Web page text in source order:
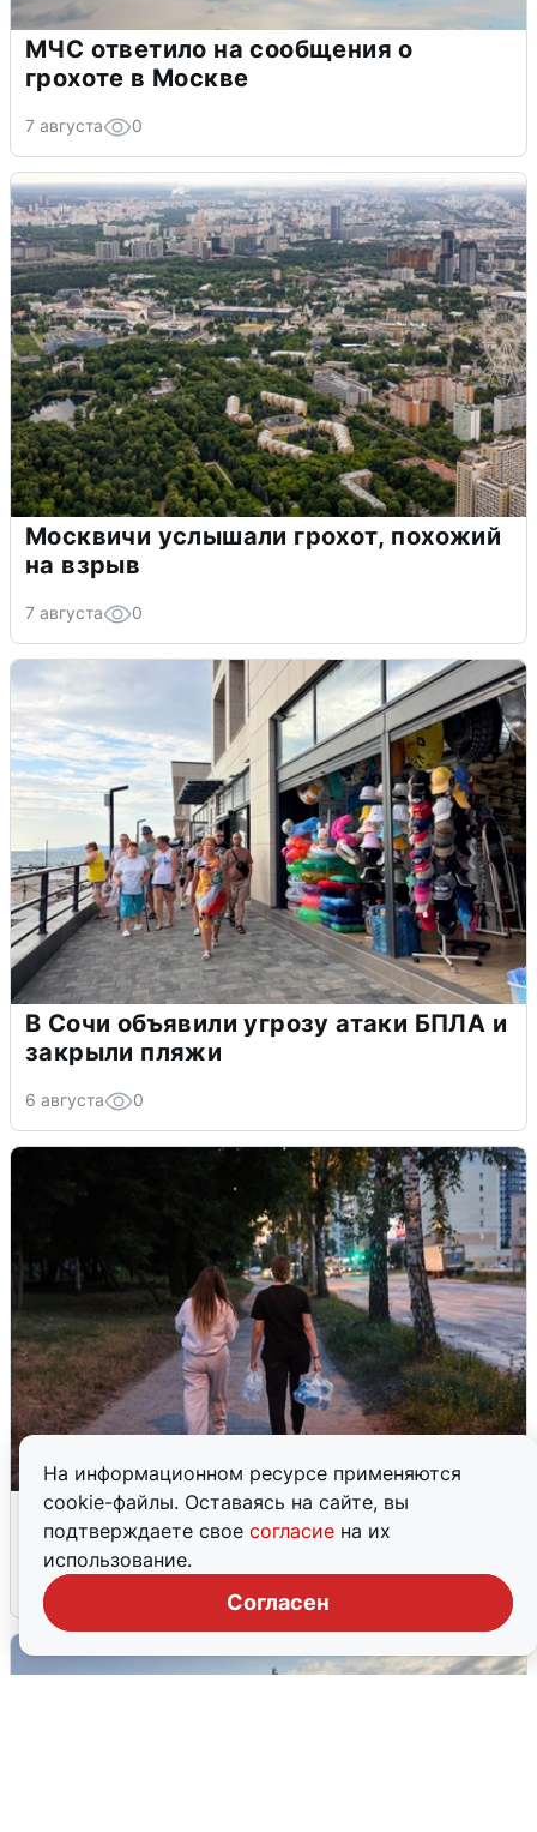
На информационном ресурсе применяются
cookie-файлы. Оставаясь на сайте, вы
подтверждаете свое согласие на их
использование.
Согласен
МЧС ответило на сообщения о
грохоте в Москве
7 августа 0
Москвичи услышали грохот, похожий
на взрыв
7 августа 0
В Сочи объявили угрозу атаки БПЛА и
закрыли пляжи
6 августа 0
Опубликована карта отключений
воды в Воронеже
6 августа